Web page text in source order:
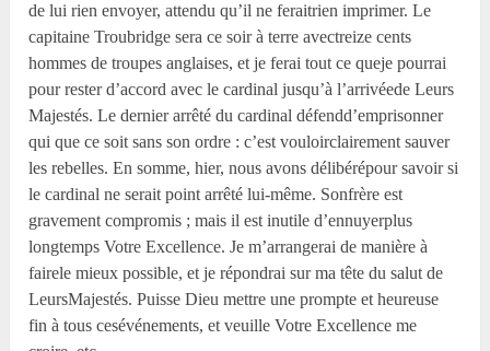
de lui rien envoyer, attendu qu’il ne feraitrien imprimer. Le
capitaine Troubridge sera ce soir à terre avectreize cents
hommes de troupes anglaises, et je ferai tout ce queje pourrai
pour rester d’accord avec le cardinal jusqu’à l’arrivéede Leurs
Majestés. Le dernier arrêté du cardinal défendd’emprisonner
qui que ce soit sans son ordre : c’est vouloirclairement sauver
les rebelles. En somme, hier, nous avons délibérépour savoir si
le cardinal ne serait point arrêté lui-même. Sonfrère est
gravement compromis ; mais il est inutile d’ennuyerplus
longtemps Votre Excellence. Je m’arrangerai de manière à
fairele mieux possible, et je répondrai sur ma tête du salut de
LeursMajestés. Puisse Dieu mettre une prompte et heureuse
fin à tous cesévénements, et veuille Votre Excellence me